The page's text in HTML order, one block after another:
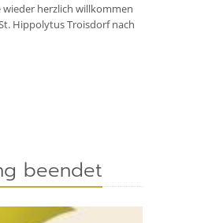
wieder herzlich willkommen
Hippolytus Troisdorf nach
beendet